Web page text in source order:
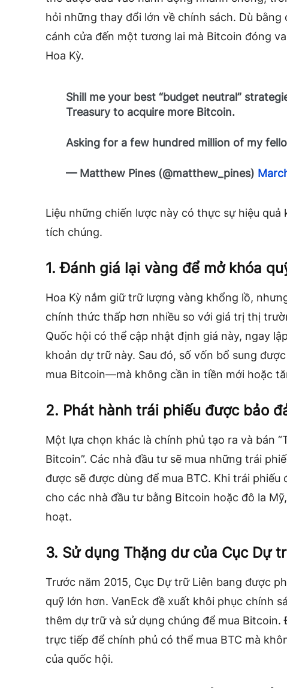
hỏi những thay đổi lớn về chính sách. Dù bằng
cánh cửa đến một tương lai mà Bitcoin đóng
Hoa Kỳ.
Shill me your best “budget neutral”
Treasury to acquire more Bitcoin.
Asking for a few hundred million of my
— Matthew Pines (@matthew_pines)
Liệu những chiến lược này có thực sự hiệu
tích chúng.
1. Đánh giá lại vàng để mở khóa
Hoa Kỳ nắm giữ trữ lượng vàng khổng lồ,
chính thức thấp hơn nhiều so với giá trị thị
Quốc hội có thể cập nhật định giá này, ngay
khoản dự trữ này. Sau đó, số vốn bổ sung
mua Bitcoin—mà không cần in tiền mới hoặc
2. Phát hành trái phiếu được bảo
Một lựa chọn khác là chính phủ tạo ra và bán
Bitcoin”. Các nhà đầu tư sẽ mua những trái
được sẽ được dùng để mua BTC. Khi trái
cho các nhà đầu tư bằng Bitcoin hoặc đô la
hoạt.
3. Sử dụng Thặng dư của Cục Dự
Trước năm 2015, Cục Dự trữ Liên bang được
quỹ lớn hơn. VanEck đề xuất khôi phục chính
thêm dự trữ và sử dụng chúng để mua Bitcoin.
trực tiếp để chính phủ có thể mua BTC mà
của quốc hội.